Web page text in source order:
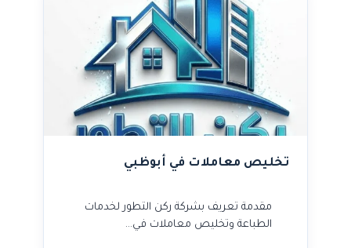
تخليص معاملات في أبوظبي
مقدمة تعريف بشركة ركن التطور لخدمات
الطباعة وتخليص معاملات في…